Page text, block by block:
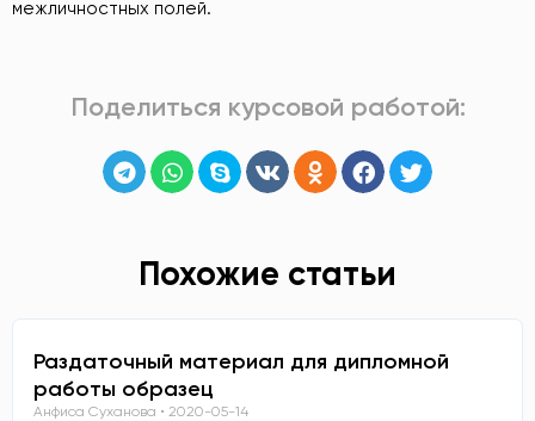
межличностных полей.
Поделиться курсовой работой:
Похожие статьи
Раздаточный материал для дипломной
работы образец
Анфиса Суханова 2020-05-14